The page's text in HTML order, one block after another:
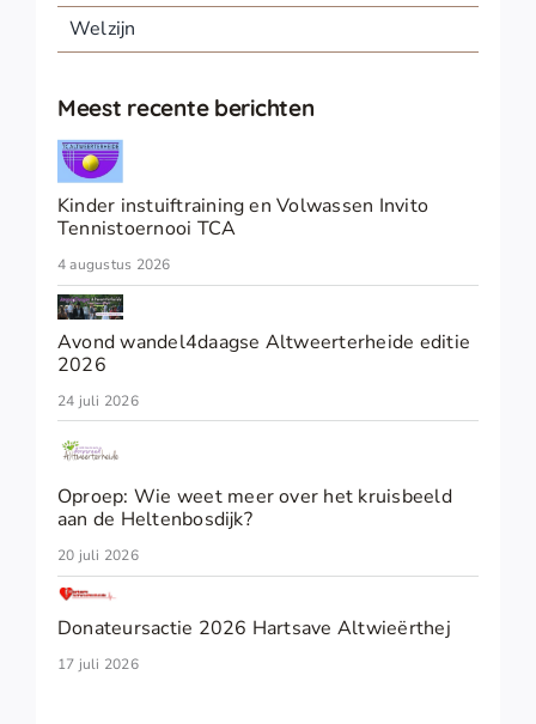
Welzijn
Meest recente berichten
Kinder instuiftraining en Volwassen Invito
Tennistoernooi TCA
4 augustus 2026
Avond wandel4daagse Altweerterheide editie
2026
24 juli 2026
Oproep: Wie weet meer over het kruisbeeld
aan de Heltenbosdijk?
20 juli 2026
Donateursactie 2026 Hartsave Altwieërthej
17 juli 2026